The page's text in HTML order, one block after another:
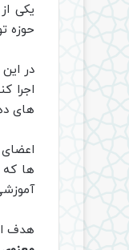
یکی
حوزه
در
اجرا
های
ها که
هدف